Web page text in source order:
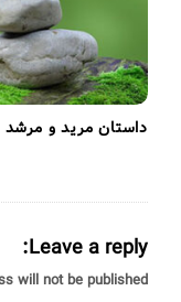
داستان مرید و مرشد
Leave a reply:
will not be published.